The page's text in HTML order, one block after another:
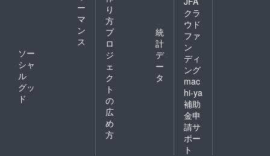
ー
マ
ン
ス
ソー
シャ
ル
グッ
ド
り
方
プ
ロ
ジ
ェ
ク
ト
の
広
め
方
統
計
デ
ー
タ
クラ
ウド
ファ
ン
ディ
ング
mac
hi-ya
補助
金申
請サ
ポー
ト